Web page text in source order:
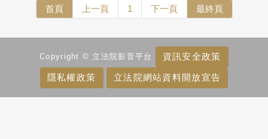
首頁 上一頁 1 下一頁 最終頁
Copyright © 立法院影音平台 資訊安全政策
隱私權政策 立法院網站資料開放宣告